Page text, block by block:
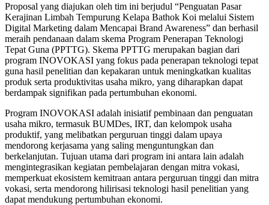
Proposal yang diajukan oleh tim ini berjudul “Penguatan Pasar
Kerajinan Limbah Tempurung Kelapa Bathok Koi melalui Sistem
Digital Marketing dalam Mencapai Brand Awareness” dan berhasil
meraih pendanaan dalam skema Program Penerapan Teknologi
Tepat Guna (PPTTG). Skema PPTTG merupakan bagian dari
program INOVOKASI yang fokus pada penerapan teknologi tepat
guna hasil penelitian dan kepakaran untuk meningkatkan kualitas
produk serta produktivitas usaha mikro, yang diharapkan dapat
berdampak signifikan pada pertumbuhan ekonomi.
Program INOVOKASI adalah inisiatif pembinaan dan penguatan
usaha mikro, termasuk BUMDes, IRT, dan kelompok usaha
produktif, yang melibatkan perguruan tinggi dalam upaya
mendorong kerjasama yang saling menguntungkan dan
berkelanjutan. Tujuan utama dari program ini antara lain adalah
mengintegrasikan kegiatan pembelajaran dengan mitra vokasi,
memperkuat ekosistem kemitraan antara perguruan tinggi dan mitra
vokasi, serta mendorong hilirisasi teknologi hasil penelitian yang
dapat mendukung pertumbuhan ekonomi.